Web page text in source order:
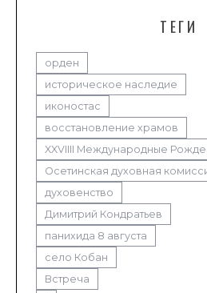
ТЕГИ
орден
историческое наследие
иконостас
восстановление храмов
XXVIIII Международные
Осетинская духовная
духовенство
Димитрий Кондратьев
панихида 8 августа
село Кобан
Встреча